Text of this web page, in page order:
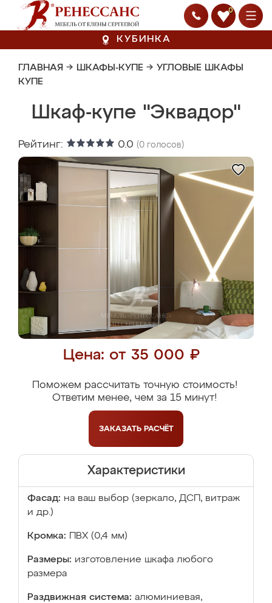
0
КУБИНКА
ГЛАВНАЯ → ШКАФЫ-КУПЕ → УГЛОВЫЕ ШКАФЫ
КУПЕ
Шкаф-купе "Эквадор"
Рейтинг: 0.0 (0 голосов)
Цена: от 35 000 ₽
Поможем рассчитать точную стоимость!
Ответим менее, чем за 15 минут!
ЗАКАЗАТЬ РАСЧЁТ
Характеристики
Фасад: на ваш выбор (зеркало, ДСП, витраж
и др.)
Кромка: ПВХ (0,4 мм)
Размеры: изготовление шкафа любого
размера
Раздвижная система: алюминиевая,